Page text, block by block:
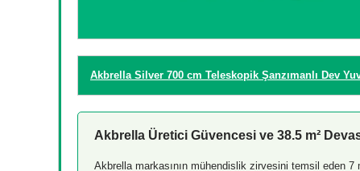
Akbrella Silver 700 cm Teleskopik Şanzımanlı Dev
Akbrella Üretici Güvencesi ve 38.5 m²
Akbrella markasının mühendislik zirvesini temsil eden 7